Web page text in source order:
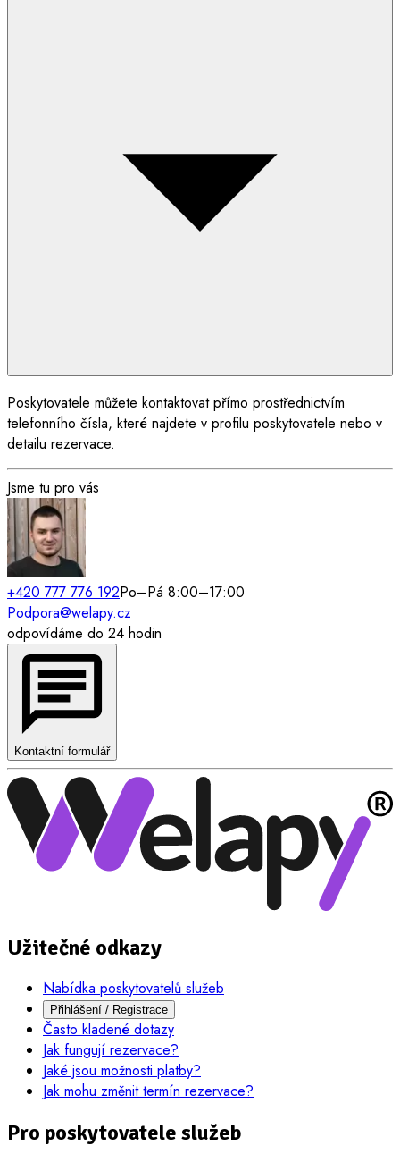
Poskytovatele můžete kontaktovat přímo prostřednictvím
telefonního čísla, které najdete v profilu poskytovatele nebo v
detailu rezervace.
Jsme tu pro vás
+420 777 776 192Po–Pá 8:00–17:00
Podpora@welapy.cz
odpovídáme do 24 hodin
Kontaktní formulář
Užitečné odkazy
Nabídka poskytovatelů služeb
Přihlášení / Registrace
Často kladené dotazy
Jak fungují rezervace?
Jaké jsou možnosti platby?
Jak mohu změnit termín rezervace?
Pro poskytovatele služeb